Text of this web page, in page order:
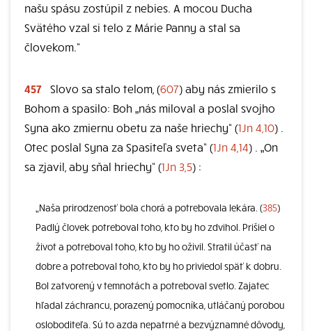
našu spásu zostúpil z nebies. A mocou Ducha
Svätého vzal si telo z Márie Panny a stal sa
človekom.“
457 Slovo sa stalo telom, (607) aby nás zmierilo s
Bohom a spasilo: Boh „nás miloval a poslal svojho
Syna ako zmiernu obetu za naše hriechy“ (1Jn 4,10) .
Otec poslal Syna za Spasiteľa sveta“ (1Jn 4,14) . „On
sa zjavil, aby sňal hriechy“ (1Jn 3,5) :
„Naša prirodzenosť bola chorá a potrebovala lekára. (385)
Padlý človek potreboval toho, kto by ho zdvihol. Prišiel o
život a potreboval toho, kto by ho oživil. Stratil účasť na
dobre a potreboval toho, kto by ho priviedol späť k dobru.
Bol zatvorený v temnotách a potreboval svetlo. Zajatec
hľadal záchrancu, porazený pomocníka, utláčaný porobou
osloboditeľa. Sú to azda nepatrné a bezvýznamné dôvody,